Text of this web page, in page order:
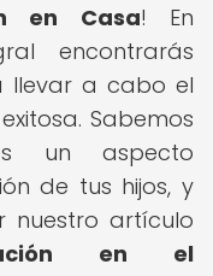
en Casa! En
encontrarás
llevar a cabo el
Sabemos
un aspecto
de tus hijos, y
nuestro artículo
en el